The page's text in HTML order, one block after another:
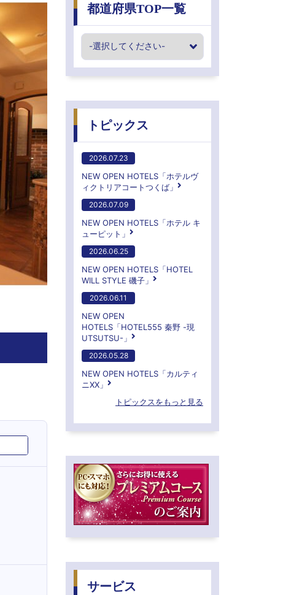
都道府県TOP一覧
トピックス
2026.07.23
NEW OPEN HOTELS「ホテルヴ
ィクトリアコートつくば」
2026.07.09
NEW OPEN HOTELS「ホテル キ
ューピット」
2026.06.25
NEW OPEN HOTELS「HOTEL
WILL STYLE 磯子」
2026.06.11
NEW OPEN
HOTELS「HOTEL555 秦野 -現
UTSUTSU-」
2026.05.28
NEW OPEN HOTELS「カルティ
ニXX」
トピックスをもっと見る
サービス